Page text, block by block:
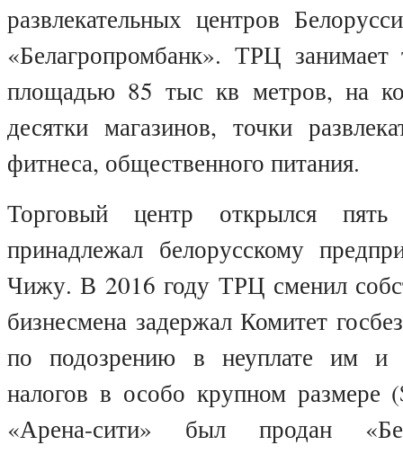
развлекательных центров
«Белагропромбанк». ТРЦ
площадью 85 тыс кв метров, на
десятки магазинов, точки
фитнеса, общественного питания.
Торговый центр открылся
принадлежал белорусскому
Чижу. В 2016 году ТРЦ сменил
бизнесмена задержал Комитет
по подозрению в неуплате им и
налогов в особо крупном
«Арена-сити» был продан